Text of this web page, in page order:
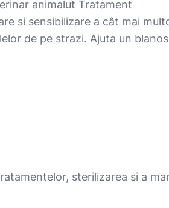
animalut Tratament
si sensibilizare a cât mai
de pe strazi. Ajuta un blanos
sterilizarea si a